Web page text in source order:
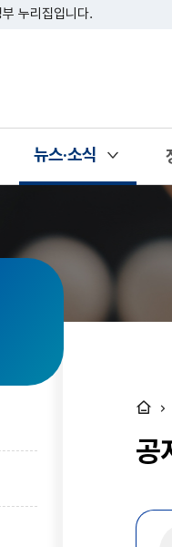
누리집입니다.
뉴스·소식
열기
공